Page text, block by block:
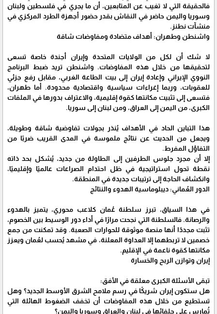
فالحقيقة التي لا تغيب عن المتابعين، أن ما يجري في فلسطين ولبنان
وسوريا واليمن حاضر في النقاش بقدر حضور أجهزة الطرد المركزي في
منشآت نطنز.
واشنطن وطهران: أهداف متضادة ومفاوضات شاقة
لا شك أن لكل من الولايات المتحدة وإيران أجندة خاصة تسعى
لتحقيقها من خلال هذه المفاوضات. واشنطن تريد ضبط البرنامج
النووي الإيراني وإعادة إيران إلى بيت الطاعة الغربي، مقابل رفع جزئي
للعقوبات، وربما إغراءات سياسية واقتصادية محدودة. أما طهران،
فتسعى إلى تثبيت مكانتها كقوة إقليمية، والاعتراف بدورها في الملفات
الكبرى، من اليمن إلى العراق، ومن لبنان إلى سوريا.
هذا التباين الحاد في الأهداف يُنذر بجولات تفاوضية شاقة وطويلة،
ويجعل من الحديث عن نتائج ملموسة في المدى القريب ضربًا من
التفاؤل المفرط.
إلا أن مجرد جلوس الطرفين إلى الطاولة من جديد، يُشكل بحد ذاته
نقطة تحول استراتيجية في ظل احتدام الصراعات عالميًا وإقليميًا،
وانكشاف الحاجة إلى ترتيبات جديدة في المنطقة.
الدور العُماني: ديبلوماسية الهدوء والنتائج
في هذا السياق، تبرز سلطنة عُمان كلاعب محوري، يتميز بالهدوء
والرصانة. فالسلطنة التي نجحت مرارًا في أداء دور الوسيط بين الخصوم،
تثبت مجددًا أنها منصة موثوقة للحوارات الصعبة. وقد تمكنت من جمع
خصمين لا تربطهما إلا العداوة المعلنة، في مشهد يُحسب لعُمان ويعزز
مكانتها كقوة ناعمة في الإقليم.
إيران وتوازن الربح والخسارة
تبقى الأسئلة الكبرى معلقة في الأفق:
هل ستكون إيران شريكًا في رسم ملامح الشرق الأوسط الجديد؟ وهل
تستطيع من خلال هذه المفاوضات أن تخفف الضغوط الهائلة التي
تُمارس على حلفائها في لبنان والعراق وسوريا واليمن؟